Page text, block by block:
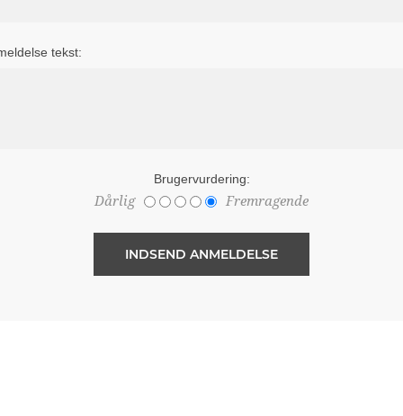
tekst:
Brugervurdering:
Dårlig Fremragende